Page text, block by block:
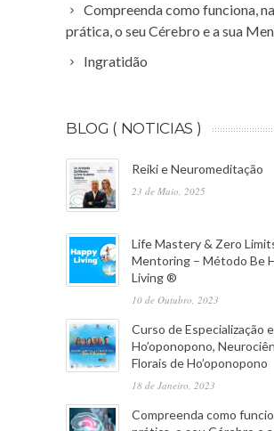
Compreenda como funciona, na
prática, o seu Cérebro e a sua
Ingratidão
BLOG ( NOTICIAS )
Reiki e Neuromeditação
23 de Maio, 2025
Life Mastery & Zero
Mentoring – Método Be
Living ®
10 de Outubro, 2023
Curso de Especialização
Ho’oponopono,
Florais de Ho’oponopono
18 de Janeiro, 2023
Compreenda como